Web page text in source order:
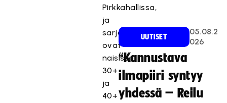
Pirkkahallissa,
ja
sarjoina
ovat
naisissa
30+
ja
40+
UUTISET
05.08.2
026
“Kannustava
ilmapiiri syntyy
yhdessä – Reilu